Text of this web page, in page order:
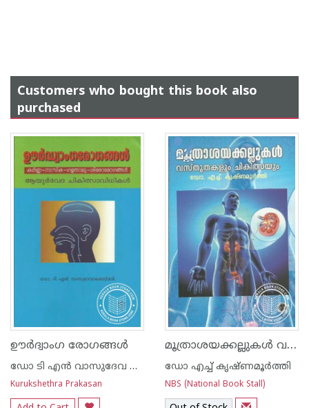
Customers who bought this book also
purchased
ഊര്‍ദ്വാംഗ രോഗങ്ങള്‍
ഡോ ടി എന്‍ വാസുദേവ കൈമള്‍
Kurukshethra Prakasan
മൂത്രാശയക്കല്ലുകള്‍ വസ്തുതകളും ചികിത്സയും
ഡോ എച്ച് കൃഷ്ണമൂര്‍ത്തി
NBS (National Book Stall)